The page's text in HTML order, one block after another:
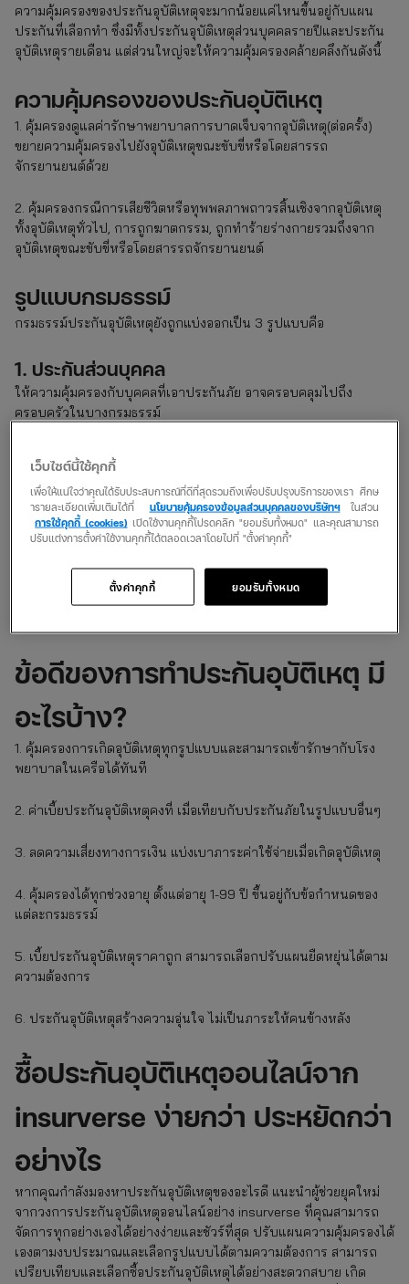
ความคุ้มครองของประกันอุบัติเหตุจะมากน้อยแค่ไหนขึ้นอยู่กับแผน
ประกันที่เลือกทำ ซึ่งมีทั้งประกันอุบัติเหตุส่วนบุคคลรายปีและประกัน
อุบัติเหตุรายเดือน แต่ส่วนใหญ่จะให้ความคุ้มครองคล้ายคลึงกันดังนี้
ความคุ้มครองของประกันอุบัติเหตุ
1. คุ้มครองดูแลค่ารักษาพยาบาลการบาดเจ็บจากอุบัติเหตุ(ต่อครั้ง)
ขยายความคุ้มครองไปยังอุบัติเหตุขณะขับขี่หรือโดยสารรถ
จักรยานยนต์ด้วย
2. คุ้มครองกรณีการเสียชีวิตหรือทุพพลภาพถาวรสิ้นเชิงจากอุบัติเหตุ
ทั้งอุบัติเหตุทั่วไป, การถูกฆาตกรรม, ถูกทำร้ายร่างกายรวมถึงจาก
อุบัติเหตุขณะขับขี่หรือโดยสารรถจักรยานยนต์
รูปแบบกรมธรรม์
กรมธรรม์ประกันอุบัติเหตุยังถูกแบ่งออกเป็น 3 รูปแบบคือ
1. ประกันส่วนบุคคล
ให้ความคุ้มครองกับบุคคลที่เอาประกันภัย อาจครอบคลุมไปถึง
ครอบครัวในบางกรมธรรม์
2. ประกันแบบกลุ่ม
ให้ความคุ้มครองเป็นกลุ่มบุคคล เช่น พนักงานบริษัทหรือกลุ่มสมาคม
ต่างๆ ซึ่งเงื่อนไขความคุ้มครองแตกต่างกันไป
3. ประกันอุบัติเหตุรายปีสำหรับนักเรียน, นิสิตและ
นักศึกษา
เป็นประกันแบบกลุ่ม แต่มุ่งเน้นไปที่นักเรียน, นิสิตและนักศึกษาตาม
ข้อดีของการทำประกันอุบัติเหตุ มี
อะไรบ้าง?
1. คุ้มครองการเกิดอุบัติเหตุทุกรูปแบบและสามารถเข้ารักษากับโรง
พยาบาลในเครือได้ทันที
2. ค่าเบี้ยประกันอุบัติเหตุคงที่ เมื่อเทียบกับประกันภัยในรูปแบบอื่นๆ
3. ลดความเสี่ยงทางการเงิน แบ่งเบาภาระค่าใช้จ่ายเมื่อเกิดอุบัติเหตุ
4. คุ้มครองได้ทุกช่วงอายุ ตั้งแต่อายุ 1-99 ปี ขึ้นอยู่กับข้อกำหนดของ
แต่ละกรมธรรม์
5. เบี้ยประกันอุบัติเหตุราคาถูก สามารถเลือกปรับแผนยืดหยุ่นได้ตาม
ความต้องการ
6. ประกันอุบัติเหตุสร้างความอุ่นใจ ไม่เป็นภาระให้คนข้างหลัง
ซื้อประกันอุบัติเหตุออนไลน์จาก
insurverse ง่ายกว่า ประหยัดกว่า
อย่างไร
หากคุณกำลังมองหาประกันอุบัติเหตุของอะไรดี แนะนำผู้ช่วยยุคใหม่
จากวงการประกันอุบัติเหตุออนไลน์อย่าง insurverse ที่คุณสามารถ
จัดการทุกอย่างเองได้อย่างง่ายและชัวร์ที่สุด ปรับแผนความคุ้มครองได้
เองตามงบประมาณและเลือกรูปแบบได้ตามความต้องการ สามารถ
เปรียบเทียบและเลือกซื้อประกันอุบัติเหตุได้อย่างสะดวกสบาย เกิด
เว็บไซต์นี้ใช้คุกกี้
เพื่อให้แน่ใจว่าคุณได้รับประสบการณ์ที่ดีที่สุดรวมถึงเพื่อปรับปรุงบริการของเรา ศึกษ
ารายละเอียดเพิ่มเติมได้ที่
นโยบายคุ้มครองข้อมูลส่วนบุคคลของบริษัทฯในส่วน
การใช้คุกกี้ (cookies) เปิดใช้งานคุกกี้โปรดคลิก "ยอมรับทั้งหมด" และคุณสามารถ
ปรับแต่งการตั้งค่าใช้งานคุกกี้ได้ตลอดเวลาโดยไปที่ "ตั้งค่าคุกกี้"
ยอมรับทั้งหมด
ตั้งค่าคุกกี้